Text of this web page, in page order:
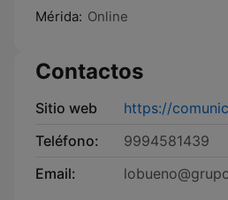
Mérida: Online
Contactos
Sitio web
https://
Teléfono:
9994581439
Email: